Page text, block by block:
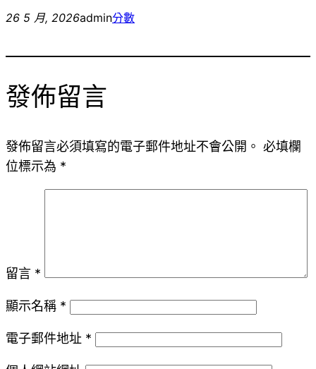
26 5 月, 2026admin分數
發佈留言
發佈留言必須填寫的電子郵件地址不會公開。 必填欄
位標示為 *
留言 *
顯示名稱 *
電子郵件地址 *